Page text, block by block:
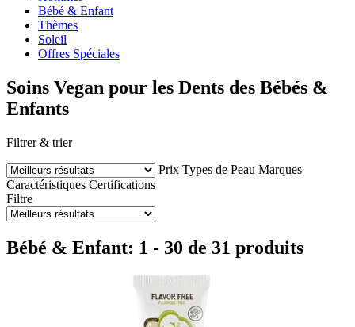
Bébé & Enfant
Thèmes
Soleil
Offres Spéciales
Soins Vegan pour les Dents des Bébés &
Enfants
Filtrer & trier
Prix Types de Peau Marques
Caractéristiques Certifications
Filtre
Bébé & Enfant: 1 - 30 de 31 produits